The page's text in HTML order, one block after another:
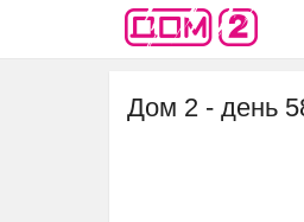
Дом 2 - день